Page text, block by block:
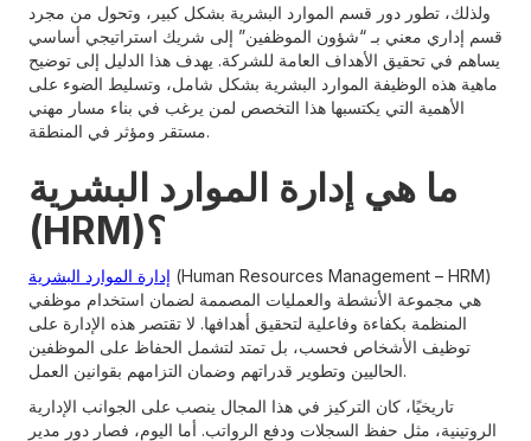
ولذلك، تطور دور قسم الموارد البشرية بشكل كبير، وتحول من مجرد
قسم إداري معني بـ “شؤون الموظفين” إلى شريك استراتيجي أساسي
يساهم في تحقيق الأهداف العامة للشركة. يهدف هذا الدليل إلى توضيح
ماهية هذه الوظيفة الموارد البشرية بشكل شامل، وتسليط الضوء على
الأهمية التي يكتسبها هذا التخصص لمن يرغب في بناء مسار مهني
مستقر ومؤثر في المنطقة.
ما هي إدارة الموارد البشرية
(HRM)؟
إدارة الموارد البشرية (Human Resources Management – HRM)
هي مجموعة الأنشطة والعمليات المصممة لضمان استخدام موظفي
المنظمة بكفاءة وفاعلية لتحقيق أهدافها. لا تقتصر هذه الإدارة على
توظيف الأشخاص فحسب، بل تمتد لتشمل الحفاظ على الموظفين
الحاليين وتطوير قدراتهم وضمان التزامهم بقوانين العمل.
تاريخيًا، كان التركيز في هذا المجال ينصب على الجوانب الإدارية
الروتينية، مثل حفظ السجلات ودفع الرواتب. أما اليوم، فصار دور مدير